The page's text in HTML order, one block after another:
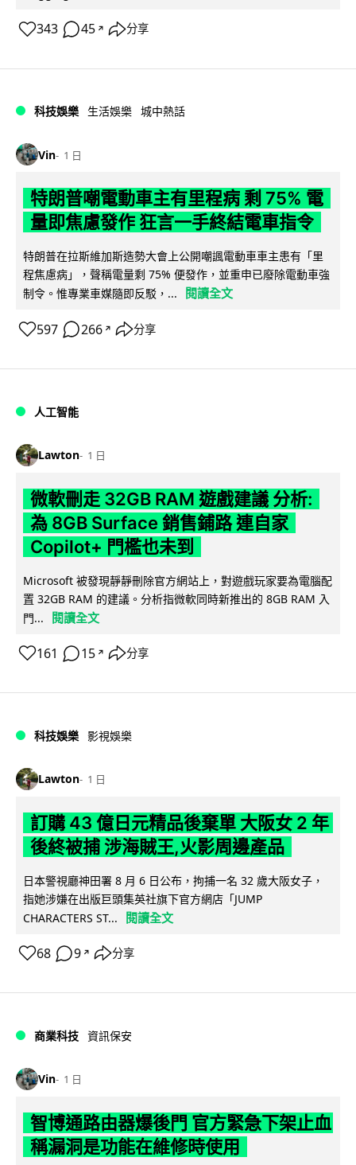
343 45 ↗ 分享
科技娛樂 生活娛樂 城中熱話
Vin 1 日
特朗普嘲電動車主有里程病 剩 75% 電
量即焦慮發作 狂言一手終結電車指令
特朗普在拉斯維加斯造勢大會上公開嘲諷電動車車主患有「里
程焦慮病」，聲稱電量剩 75% 便發作，並重申已廢除電動車強
制令。惟專業車媒隨即反駁，...
閱讀全文
597 266 ↗ 分享
人工智能
Lawton 1 日
微軟刪走 32GB RAM 遊戲建議 分析:
為 8GB Surface 銷售鋪路 連自家
Copilot+ 門檻也未到
Microsoft 被發現靜靜刪除官方網站上，對遊戲玩家要為電腦配
置 32GB RAM 的建議。分析指微軟同時新推出的 8GB RAM 入
門...
閱讀全文
161 15 ↗ 分享
科技娛樂 影視娛樂
Lawton 1 日
訂購 43 億日元精品後棄單 大阪女 2 年
後終被捕 涉海賊王,火影周邊產品
日本警視廳神田署 8 月 6 日公布，拘捕一名 32 歲大阪女子，
指她涉嫌在出版巨頭集英社旗下官方網店「JUMP
CHARACTERS ST...
閱讀全文
68 9 ↗ 分享
商業科技 資訊保安
Vin 1 日
智博通路由器爆後門 官方緊急下架止血
稱漏洞是功能在維修時使用